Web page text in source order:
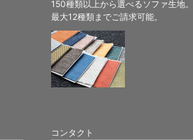
150種類以上から選べるソファ生地。
最大12種類までご請求可能。
コンタクト